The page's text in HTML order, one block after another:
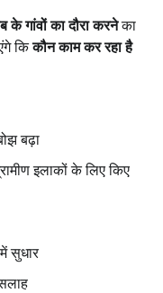
के गांवों का दौरा करनेका
किकौन काम कर रहा है
बढ़ा
इलाकों के लिए किए
सुधार